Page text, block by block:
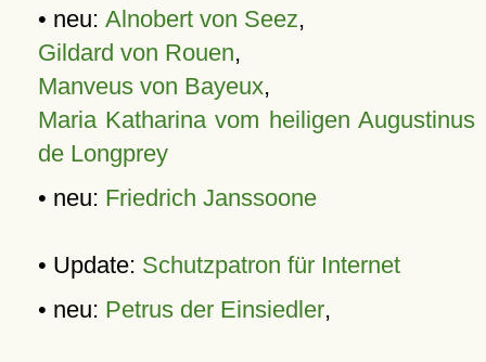
• neu: Alnobert von Seez,
Gildard von Rouen,
Manveus von Bayeux,
Maria Katharina vom heiligen Augustinus
de Longprey
• neu: Friedrich Janssoone
• Update: Schutzpatron für Internet
• neu: Petrus der Einsiedler,